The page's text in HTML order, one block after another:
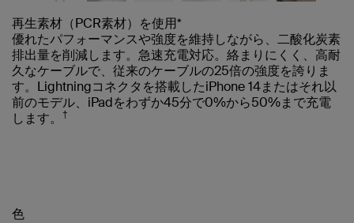
再生素材（PCR素材）を使用*
優れたパフォーマンスや強度を維持しながら、二酸化炭素
排出量を削減します。急速充電対応。絡まりにくく、高耐
久なケーブルで、従来のケーブルの25倍の強度を誇りま
す。Lightningコネクタを搭載したiPhone 14またはそれ以
前のモデル、iPadをわずか45分で0%から50%まで充電
します。
†
色